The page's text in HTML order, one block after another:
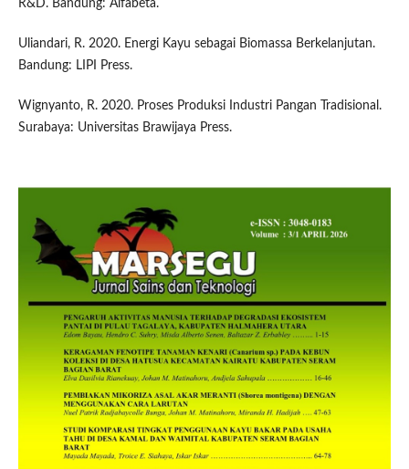
R&D. Bandung: Alfabeta.
Uliandari, R. 2020. Energi Kayu sebagai Biomassa Berkelanjutan.
Bandung: LIPI Press.
Wignyanto, R. 2020. Proses Produksi Industri Pangan Tradisional.
Surabaya: Universitas Brawijaya Press.